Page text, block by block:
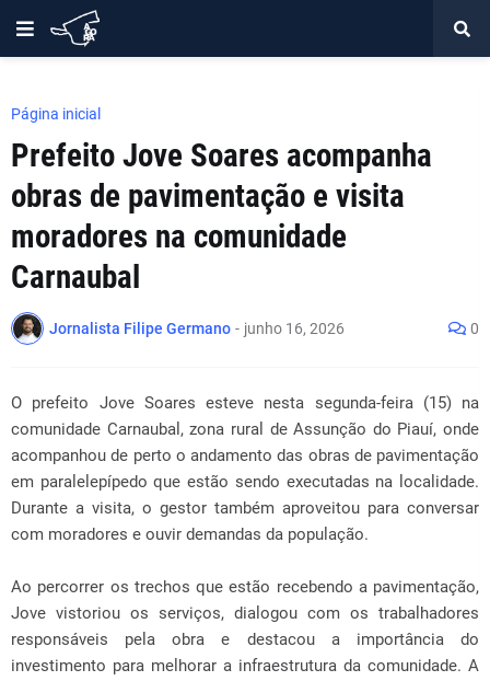
Página inicial
Prefeito Jove Soares acompanha
obras de pavimentação e visita
moradores na comunidade
Carnaubal
Jornalista Filipe Germano - junho 16, 2026 0
O prefeito Jove Soares esteve nesta segunda-feira (15) na
comunidade Carnaubal, zona rural de Assunção do Piauí, onde
acompanhou de perto o andamento das obras de pavimentação
em paralelepípedo que estão sendo executadas na localidade.
Durante a visita, o gestor também aproveitou para conversar
com moradores e ouvir demandas da população.
Ao percorrer os trechos que estão recebendo a pavimentação,
Jove vistoriou os serviços, dialogou com os trabalhadores
responsáveis pela obra e destacou a importância do
investimento para melhorar a infraestrutura da comunidade. A